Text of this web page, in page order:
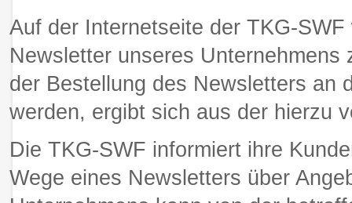
Auf der Internetseite der TKG-
Newsletter unseres
der Bestellung des Newsletters an
werden, ergibt sich aus der hierzu
Die TKG-SWF informiert ihre
Wege eines Newsletters über